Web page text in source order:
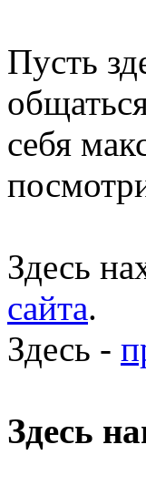
Пусть
себя
Здесь
сайта.
Здесь -
Здесь